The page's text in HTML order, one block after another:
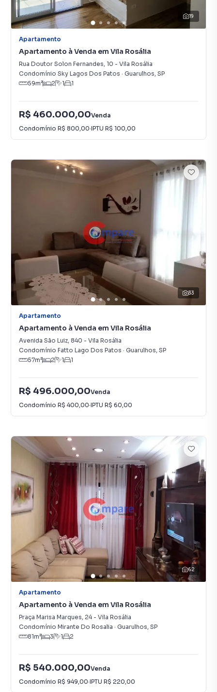
19
Apartamento
Apartamento à Venda em Vila Rosália
Rua Doutor Solon Fernandes, 10 - Vila Rosália
Condomínio Sky Lagos Dos Patos · Guarulhos, SP
59m² 2 1 1
R$ 460.000,00Venda
Condomínio R$ 800,00·IPTU R$ 100,00
33
Apartamento
Apartamento à Venda em Vila Rosália
Avenida São Luiz, 840 - Vila Rosália
Condomínio Fatto Lago Dos Patos · Guarulhos, SP
57m² 2 1 1
R$ 496.000,00Venda
Condomínio R$ 400,00·IPTU R$ 60,00
62
Apartamento
Apartamento à Venda em Vila Rosália
Praça Marisa Marques, 24- Vila Rosália
Condomínio Mirante Do Rosalia · Guarulhos, SP
81m² 3 1 2
R$ 540.000,00Venda
Condomínio R$ 949,00·IPTU R$ 220,00